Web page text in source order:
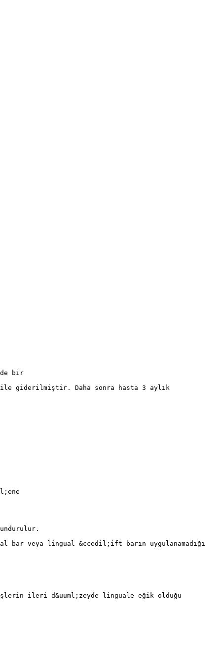
bir
ile giderilmiştir. Daha sonra hasta 3 aylık
bar veya lingual &ccedil;ift barın uygulanamadığı
ileri d&uuml;zeyde linguale eğik olduğu